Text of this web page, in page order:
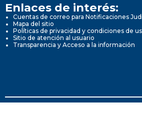
Enlaces de interés:
Cuentas de correo para Notificaciones
Mapa del sitio
Políticas de privacidad y condiciones de
Sitio de atención al usuario
Transparencia y Acceso a la información